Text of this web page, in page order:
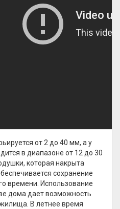
от 2 до 40 мм, а у
в диапазоне от 12 до 30
которая накрыта
сохранение
времени. Использование
дома дает возможность
В летнее время